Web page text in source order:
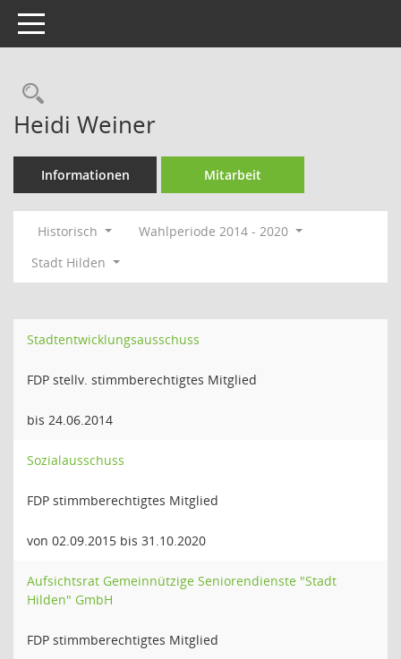
Toggle navigation
Rechercheauswahl
Heidi Weiner
Informationen Mitarbeit
Historisch
Wahlperiode 2014 - 2020
Stadt Hilden
Stadtentwicklungsausschuss
FDP stellv. stimmberechtigtes Mitglied
bis 24.06.2014
Sozialausschuss
FDP stimmberechtigtes Mitglied
von 02.09.2015 bis 31.10.2020
Aufsichtsrat Gemeinnützige Seniorendienste "Stadt
Hilden" GmbH
FDP stimmberechtigtes Mitglied